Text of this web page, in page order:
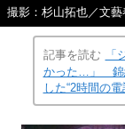
撮影：杉山拓也／文藝
記事を読む
「
かった…」 錦
した“2時間の電